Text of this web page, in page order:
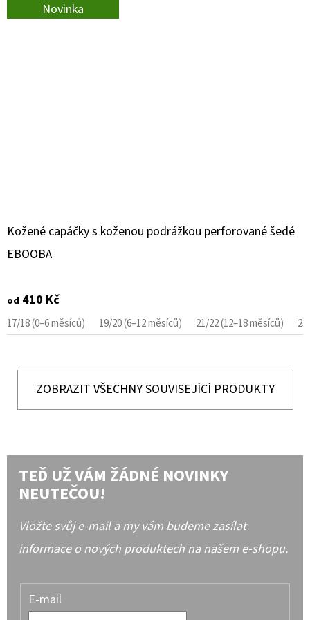
Novinka
Kožené capáčky s koženou podrážkou perforované šedé
EBOOBA
od 410 Kč
17/18 (0–6 měsíců) 19/20 (6–12 měsíců) 21/22 (12–18 měsíců)
ZOBRAZIT VŠECHNY SOUVISEJÍCÍ PRODUKTY
TEĎ UŽ VÁM ŽÁDNÉ NOVINKY
NEUTEČOU!
Vložte svůj e-mail a my vám budeme zasílat
informace o nových produktech na našem e-shopu.
E-mail